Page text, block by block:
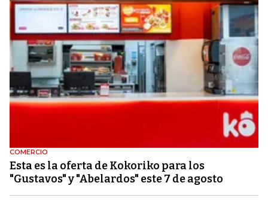
COMERCIO
Esta es la oferta de Kokoriko para los
"Gustavos" y "Abelardos" este 7 de agosto